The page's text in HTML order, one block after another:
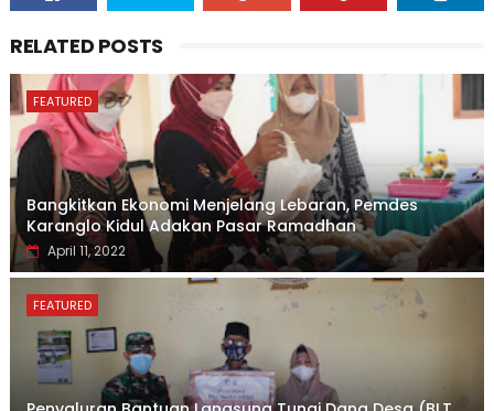
RELATED POSTS
FEATURED
Bangkitkan Ekonomi Menjelang Lebaran, Pemdes
Karanglo Kidul Adakan Pasar Ramadhan
April 11, 2022
FEATURED